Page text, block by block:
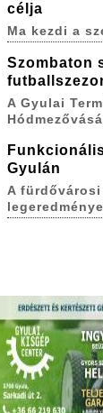
célja
Ma kezdi a
Szombaton
A Gyulai
Gyulán
A